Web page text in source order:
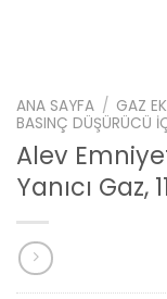
ANA SAYFA / GAZ
BASINÇ DÜŞÜRÜCÜ
Alev
Yanıcı Gaz,